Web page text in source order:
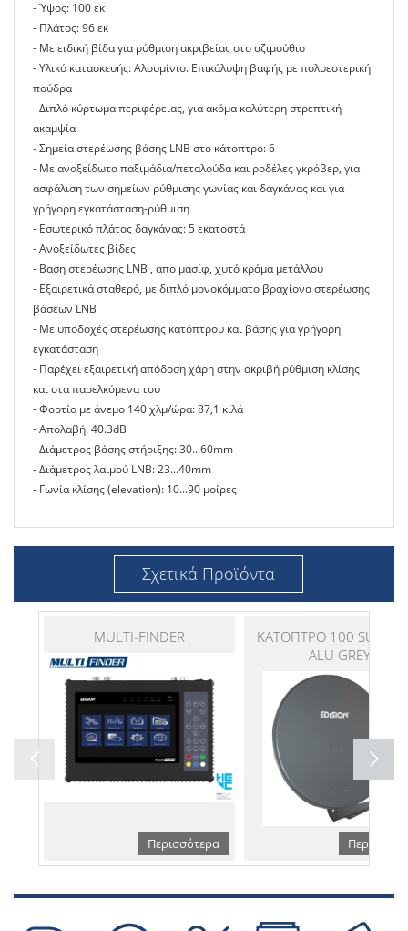
- Ύψoς: 100 εκ
- Πλάτος: 96 εκ
- Με ειδική βίδα για ρύθμιση ακριβείας στο αζιμούθιο
- Υλικό κατασκευής: Αλουμίνιο. Επικάλυψη βαφής με πολυεστερική
πούδρα
- Διπλό κύρτωμα περιφέρειας, για ακόμα καλύτερη στρεπτική
ακαμψία
- Σημεία στερέωσης βάσης LNB στο κάτοπτρο: 6
- Με ανοξείδωτα παξιμάδια/πεταλούδα και ροδέλες γκρόβερ, για
ασφάλιση των σημείων ρύθμισης γωνίας και δαγκάνας και για
γρήγορη εγκατάσταση-ρύθμιση
- Εσωτερικό πλάτος δαγκάνας: 5 εκατοστά
- Ανοξείδωτες βίδες
- Βαση στερέωσης LNB , απο μασίφ, χυτό κράμα μετάλλου
- Εξαιρετικά σταθερό, με διπλό μονοκόμματο βραχίονα στερέωσης
βάσεων LNB
- Με υποδοχές στερέωσης κατόπτρου και βάσης για γρήγορη
εγκατάσταση
- Παρέχει εξαιρετική απόδοση χάρη στην ακριβή ρύθμιση κλίσης
και στα παρελκόμενα του
- Φορτίο με άνεμο 140 χλμ/ώρα: 87,1 κιλά
- Απολαβή: 40.3dB
- Διάμετρος βάσης στήριξης: 30...60mm
- Διάμετρος λαιμού LNB: 23...40mm
- Γωνία κλίσης (elevation): 10...90 μοίρες
Σχετικά Προϊόντα
MULTI-FINDER
Περισσότερα
ΚΑΤΟΠΤΡΟ 100 SUPER
ALU GREY